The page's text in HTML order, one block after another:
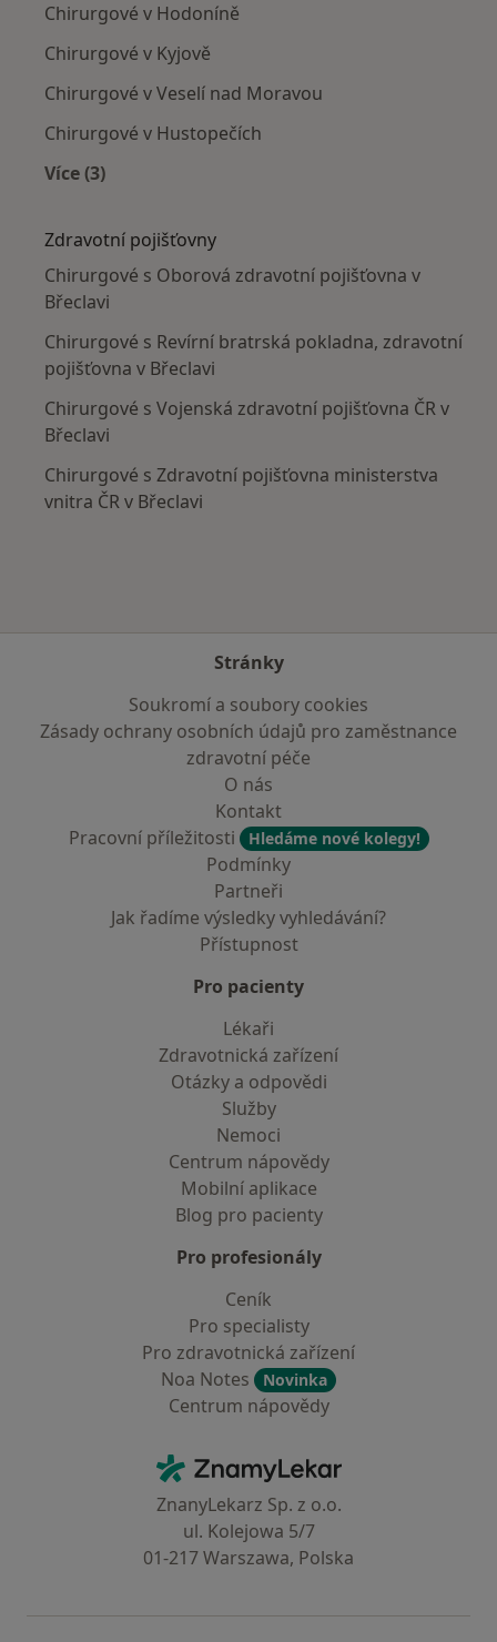
Chirurgové v Hodoníně
Chirurgové v Kyjově
Chirurgové v Veselí nad Moravou
Chirurgové v Hustopečích
Více (3)
Zdravotní pojišťovny
Chirurgové s Oborová zdravotní pojišťovna v
Břeclavi
Chirurgové s Revírní bratrská pokladna, zdravotní
pojišťovna v Břeclavi
Chirurgové s Vojenská zdravotní pojišťovna ČR v
Břeclavi
Chirurgové s Zdravotní pojišťovna ministerstva
vnitra ČR v Břeclavi
Stránky
Soukromí a soubory cookies
Zásady ochrany osobních údajů pro zaměstnance
zdravotní péče
O nás
Kontakt
Pracovní příležitosti
Hledáme nové kolegy!
Podmínky
Partneři
Jak řadíme výsledky vyhledávání?
Přístupnost
Pro pacienty
Lékaři
Zdravotnická zařízení
Otázky a odpovědi
Služby
Nemoci
Centrum nápovědy
Mobilní aplikace
Blog pro pacienty
Pro profesionály
Ceník
Pro specialisty
Pro zdravotnická zařízení
Noa Notes
Novinka
Centrum nápovědy
ZnamyLekar - Hlavní stránka
ZnanyLekarz Sp. z o.o.
ul. Kolejowa 5/7
01-217 Warszawa, Polska